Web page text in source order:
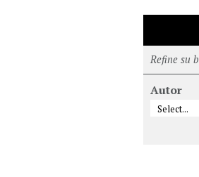
Refine su
Autor